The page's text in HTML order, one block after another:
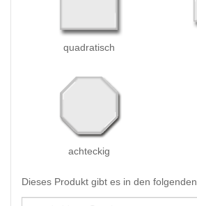
quadratisch
achteckig
Dieses Produkt gibt es in den